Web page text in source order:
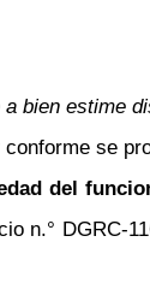
bien estime
conforme se
del
n.° DGRC-